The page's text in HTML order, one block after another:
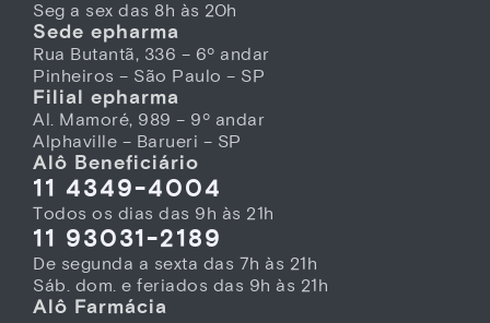
Seg a sex das 8h às 20h
Sede epharma
Rua Butantã, 336 – 6º andar
Pinheiros – São Paulo – SP
Filial epharma
Al. Mamoré, 989 – 9º andar
Alphaville – Barueri – SP
Alô Beneficiário
11 4349-4004
Todos os dias das 9h às 21h
11 93031-2189
De segunda a sexta das 7h às 21h
Sáb. dom. e feriados das 9h às 21h
Alô Farmácia